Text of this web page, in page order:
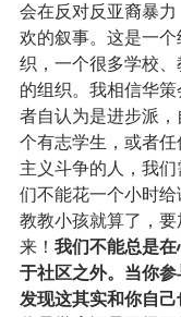
会在反对反亚裔暴
欢的叙事。这是一个
织，一个很多学校
的组织。我相信华
者自认为是进步派
个有志学生，或者
主义斗争的人，我
们不能花一个小时
教教小孩就算了，
来！ 我们不能总是
于社区之外。当你
发现这其实和你自